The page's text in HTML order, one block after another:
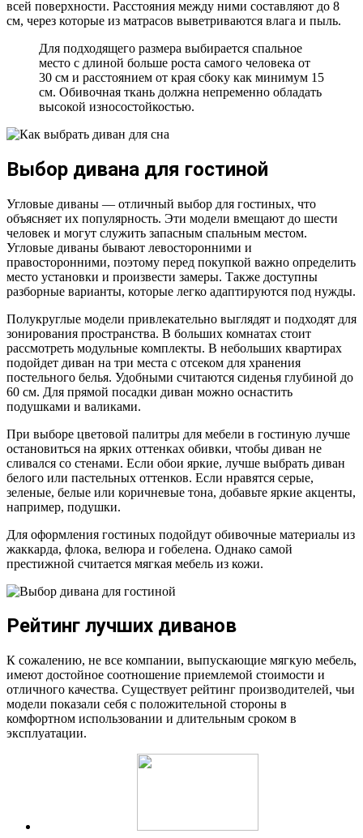
всей поверхности. Расстояния между ними составляют до 8
см, через которые из матрасов выветриваются влага и пыль.
Для подходящего размера выбирается спальное
место с длиной больше роста самого человека от
30 см и расстоянием от края сбоку как минимум 15
см. Обивочная ткань должна непременно обладать
высокой износостойкостью.
Выбор дивана для гостиной
Угловые диваны — отличный выбор для гостиных, что
объясняет их популярность. Эти модели вмещают до шести
человек и могут служить запасным спальным местом.
Угловые диваны бывают левосторонними и
правосторонними, поэтому перед покупкой важно определить
место установки и произвести замеры. Также доступны
разборные варианты, которые легко адаптируются под нужды.
Полукруглые модели привлекательно выглядят и подходят для
зонирования пространства. В больших комнатах стоит
рассмотреть модульные комплекты. В небольших квартирах
подойдет диван на три места с отсеком для хранения
постельного белья. Удобными считаются сиденья глубиной до
60 см. Для прямой посадки диван можно оснастить
подушками и валиками.
При выборе цветовой палитры для мебели в гостиную лучше
остановиться на ярких оттенках обивки, чтобы диван не
сливался со стенами. Если обои яркие, лучше выбрать диван
белого или пастельных оттенков. Если нравятся серые,
зеленые, белые или коричневые тона, добавьте яркие акценты,
например, подушки.
Для оформления гостиных подойдут обивочные материалы из
жаккарда, флока, велюра и гобелена. Однако самой
престижной считается мягкая мебель из кожи.
Рейтинг лучших диванов
К сожалению, не все компании, выпускающие мягкую мебель,
имеют достойное соотношение приемлемой стоимости и
отличного качества. Существует рейтинг производителей, чьи
модели показали себя с положительной стороны в
комфортном использовании и длительным сроком в
эксплуатации.